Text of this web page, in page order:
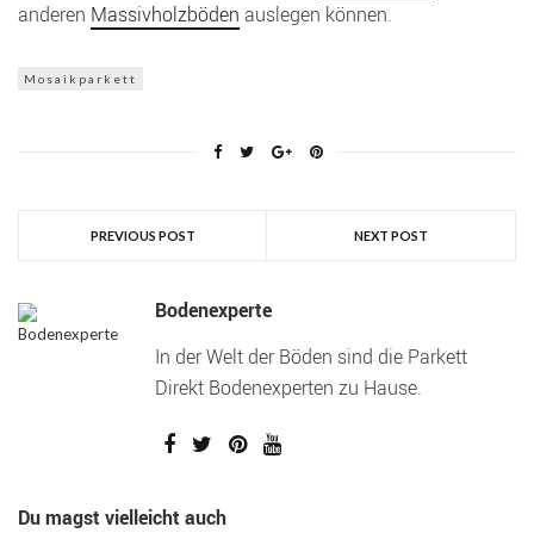
anderen Massivholzböden auslegen können.
Mosaikparkett
PREVIOUS POST NEXT POST
Bodenexperte
In der Welt der Böden sind die Parkett
Direkt Bodenexperten zu Hause.
Du magst vielleicht auch